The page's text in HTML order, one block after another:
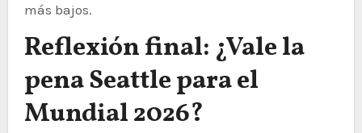
más bajos.
Reflexión final: ¿Vale la
pena Seattle para el
Mundial 2026?